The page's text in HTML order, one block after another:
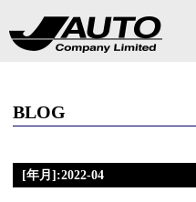
BLOG
[年月]:2022-04